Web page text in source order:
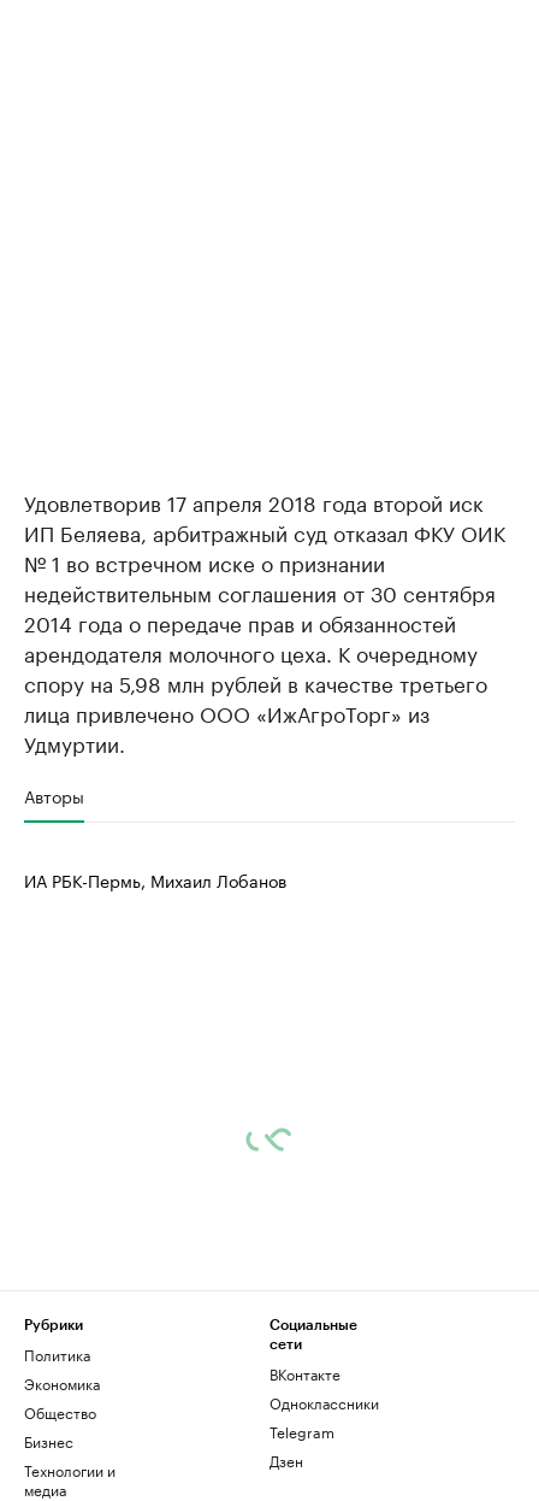
Удовлетворив 17 апреля 2018 года второй иск
ИП Беляева, арбитражный суд отказал ФКУ ОИК
№ 1 во встречном иске о признании
недействительным соглашения от 30 сентября
2014 года о передаче прав и обязанностей
арендодателя молочного цеха. К очередному
спору на 5,98 млн рублей в качестве третьего
лица привлечено ООО «ИжАгроТорг» из
Удмуртии.
Авторы
ИА РБК-Пермь, Михаил Лобанов
Рубрики
Политика
Экономика
Общество
Бизнес
Технологии и
медиа
Социальные
сети
ВКонтакте
Одноклассники
Telegram
Дзен